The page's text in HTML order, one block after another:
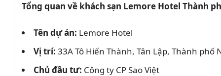
Tổng quan về khách sạn Lemore Hotel Thành
Tên dự án: Lemore Hotel
Vị trí: 33A Tô Hiến Thành, Tân Lập, Thành phố
Chủ đầu tư: Công ty CP Sao Việt